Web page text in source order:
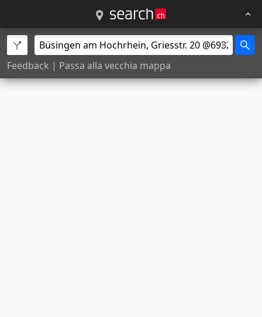
Feedback | Passa alla vecchia mappa